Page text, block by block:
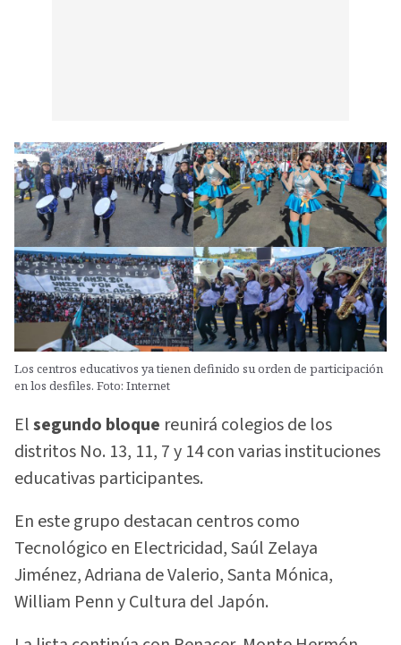
Los centros educativos ya tienen definido su orden de participación
en los desfiles. Foto: Internet
Elsegundo bloque reunirá colegios de los
distritos No. 13, 11, 7 y 14 con varias instituciones
educativas participantes.
En este grupo destacan centros como
Tecnológico en Electricidad, Saúl Zelaya
Jiménez, Adriana de Valerio, Santa Mónica,
William Penn y Cultura del Japón.